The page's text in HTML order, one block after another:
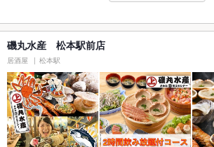
磯丸水産 松本駅前店
居酒屋 松本駅